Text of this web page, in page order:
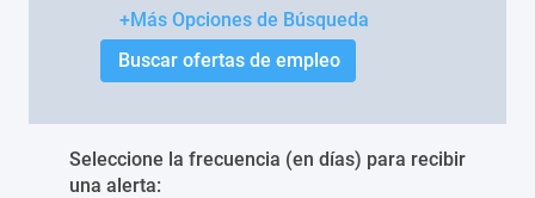
+Más Opciones de Búsqueda
Seleccione la frecuencia (en días) para recibir
una alerta: